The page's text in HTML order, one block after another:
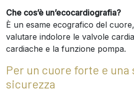
Che cos’è un’ecocardiografia?
È un esame ecografico del
valutare indolore le valvole
cardiache e la funzione pompa.
Per un cuore forte e una
sicurezza